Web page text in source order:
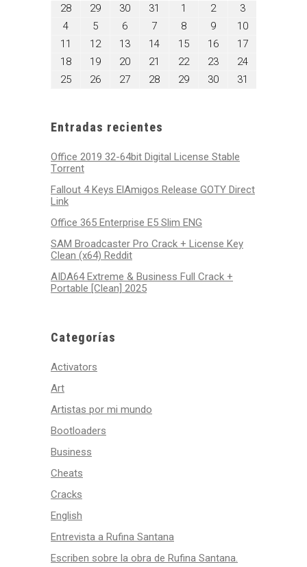
28julio
29julio
30julio
31 1
agosto
2025
2agosto
2025
3agosto
3,
2025
4agosto
4,
2025
5agosto
5,
2025
6agosto
6,
2025
7agosto
7,
2025
8agosto
8,
2025
9agosto
9,
2025
10agosto
10,
11
agosto
2025
12agosto
2025
13agosto
2025
14agosto
2025
15agosto
2025
16agosto
2025
17agosto
2025
18agosto
18,
2025
19agosto
2025
20agosto
20,
2025
21
agosto
2025
22agosto
2025
23agosto
2025
24agosto
25agosto
26agosto
27agosto
28agosto
29agosto
30agosto
31
Entradas recientes
Office 2019 32-64bit Digital License Stable
Tоrrеnt
Fallout 4 Keys ElAmigos Release GOTY Direct
Link
Office 365 Enterprise E5 Slim ENG
SAM Broadcaster Pro Crack + License Key
Clean (x64) Reddit
AIDA64 Extreme & Business Full Crack +
Portable [Clean] 2025
Categorías
Activators
Art
Artistas por mi mundo
Bootloaders
Business
Cheats
Cracks
English
Entrevista a Rufina Santana
Escriben sobre la obra de Rufina Santana.